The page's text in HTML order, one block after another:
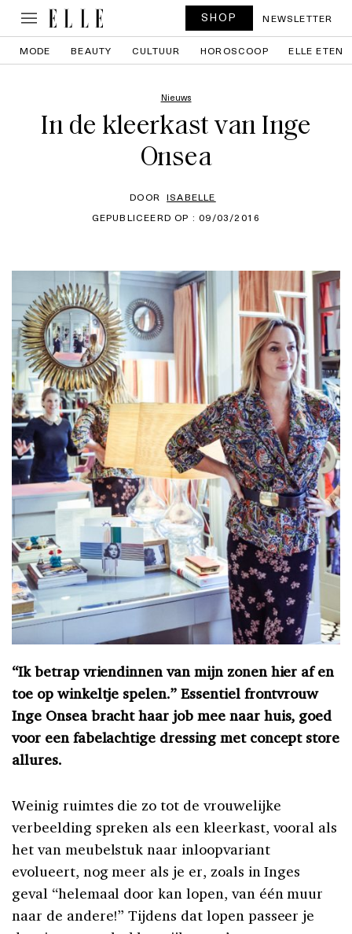
SHOP NEWSLETTER
MODE BEAUTY CULTUUR HOROSCOOP ELLE ETEN
Nieuws
In de kleerkast van Inge
Onsea
DOOR ISABELLE
GEPUBLICEERD OP : 09/03/2016
“Ik betrap vriendinnen van mijn zonen hier af en
toe op winkeltje spelen.” Essentiel frontvrouw
Inge Onsea bracht haar job mee naar huis, goed
voor een fabelachtige dressing met concept store
allures.
Weinig ruimtes die zo tot de vrouwelijke
verbeelding spreken als een kleerkast, vooral als
het van meubelstuk naar inloopvariant
evolueert, nog meer als je er, zoals in Inges
geval “helemaal door kan lopen, van één muur
naar de andere!” Tijdens dat lopen passeer je